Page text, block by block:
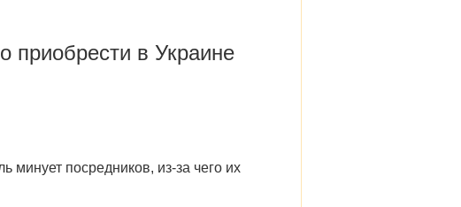
приобрести в Украине
минует посредников, из-за чего их